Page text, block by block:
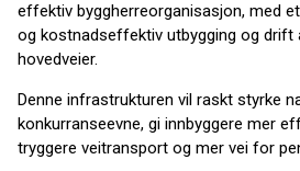
effektiv byggherreorganisasjon, med
og kostnadseffektiv utbygging og drift
hovedveier.
Denne infrastrukturen vil raskt styrke
konkurranseevne, gi innbyggere mer
tryggere veitransport og mer vei for